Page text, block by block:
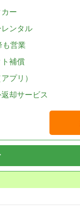
ー
ンタル
も営業
補償
プリ）
却サービス